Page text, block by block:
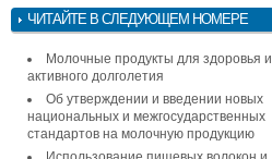
ЧИТАЙТЕ В СЛЕДУЮЩЕМ НОМЕРЕ
Молочные продукты для здоровья и
активного долголетия
Об утверждении и введении новых
национальных и межгосударственных
стандартов на молочную продукцию